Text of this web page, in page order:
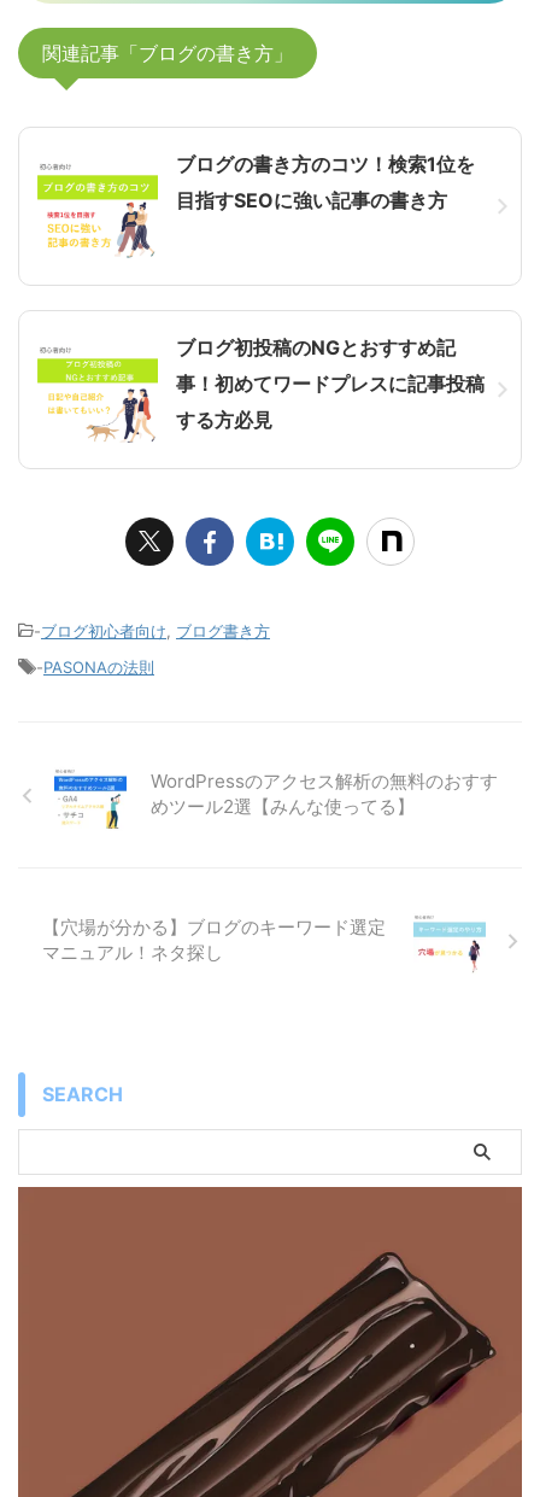
関連記事「ブログの書き方」
ブログの書き方のコツ！検索1位を
目指すSEOに強い記事の書き方
ブログ初投稿のNGとおすすめ記
事！初めてワードプレスに記事投稿
する方必見
-ブログ初心者向け, ブログ書き方
-PASONAの法則
WordPressのアクセス解析の無料のおすす
めツール2選【みんな使ってる】
【穴場が分かる】ブログのキーワード選定
マニュアル！ネタ探し
SEARCH